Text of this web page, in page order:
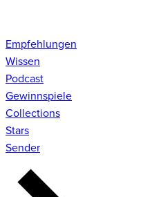
Empfehlungen
Wissen
Podcast
Gewinnspiele
Collections
Stars
Sender